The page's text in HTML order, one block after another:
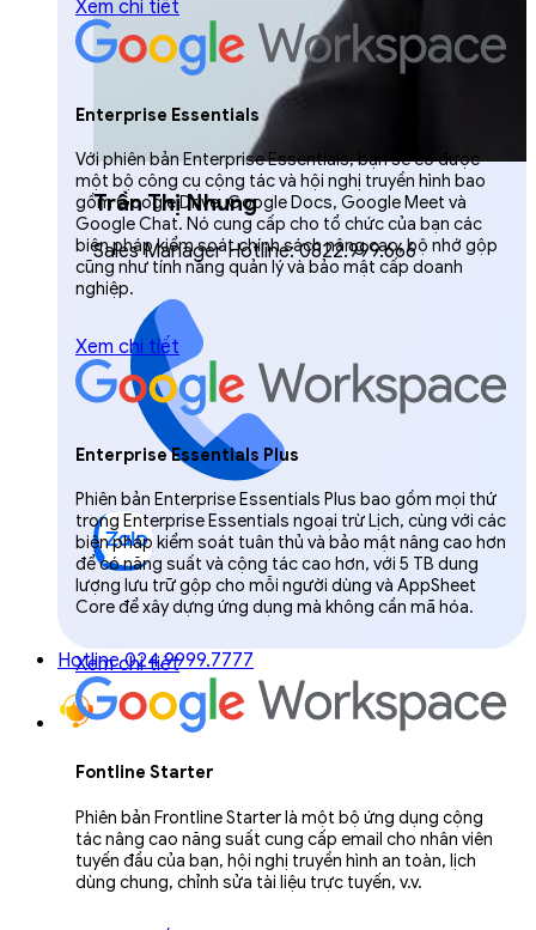
Trần Thị Nhung
Sales Manager Hotline: 0822.999.666
Hotline 024.9999.7777
Xem chi tiết
Enterprise Essentials
Với phiên bản Enterprise Essentials, bạn sẽ có được
một bộ công cụ cộng tác và hội nghị truyền hình bao
gồm Google Drive, Google Docs, Google Meet và
Google Chat. Nó cung cấp cho tổ chức của bạn các
biện pháp kiểm soát chính sách nâng cao, bộ nhớ gộp
cũng như tính năng quản lý và bảo mật cấp doanh
nghiệp.
Xem chi tiết
Enterprise Essentials Plus
Phiên bản Enterprise Essentials Plus bao gồm mọi thứ
trong Enterprise Essentials ngoại trừ Lịch, cùng với các
biện pháp kiểm soát tuân thủ và bảo mật nâng cao hơn
để có năng suất và cộng tác cao hơn, với 5 TB dung
lượng lưu trữ gộp cho mỗi người dùng và AppSheet
Core để xây dựng ứng dụng mà không cần mã hóa.
Xem chi tiết
Fontline Starter
Phiên bản Frontline Starter là một bộ ứng dụng cộng
tác nâng cao năng suất cung cấp email cho nhân viên
tuyến đầu của bạn, hội nghị truyền hình an toàn, lịch
dùng chung, chỉnh sửa tài liệu trực tuyến, v.v.